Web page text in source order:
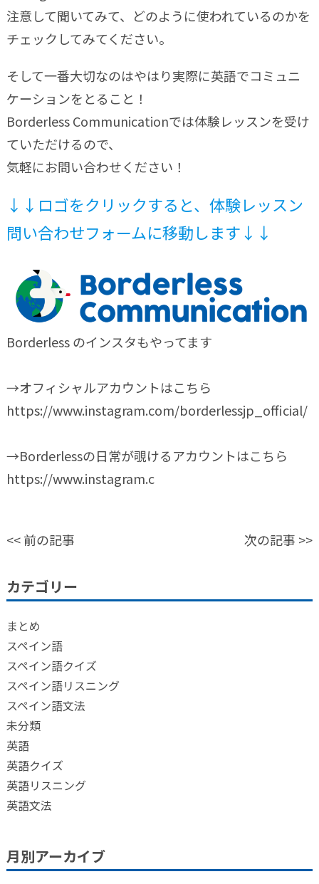
注意して聞いてみて、どのように使われているのかを
チェックしてみてください。
そして一番大切なのはやはり実際に英語でコミュニ
ケーションをとること！
Borderless Communicationでは体験レッスンを受け
ていただけるので、
気軽にお問い合わせください！
↓↓ロゴをクリックすると、体験レッスン
問い合わせフォームに移動します↓↓
Borderless のインスタもやってます
→オフィシャルアカウントはこちら
https://www.instagram.com/borderlessjp_official/
→Borderlessの日常が覗けるアカウントはこちら
https://www.instagram.c
<<前の記事 次の記事 >>
カテゴリー
まとめ
スペイン語
スペイン語クイズ
スペイン語リスニング
スペイン語文法
未分類
英語
英語クイズ
英語リスニング
英語文法
月別アーカイブ